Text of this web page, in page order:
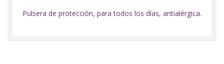
Pulsera de protección, para todos los días, antialérgica.